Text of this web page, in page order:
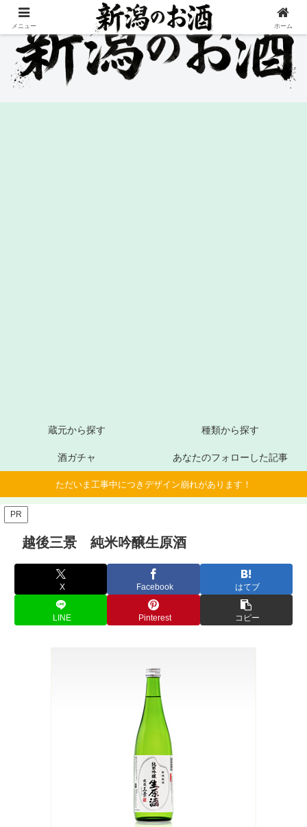
蔵元から探す 種類から探す
酒ガチャ あなたのフォローした記事
ただいま工事中につきデザイン崩れがあります！
PR
越後三景 純米吟醸生原酒
X Facebook はてブ
LINE Pinterest コピー
メニュー ホーム